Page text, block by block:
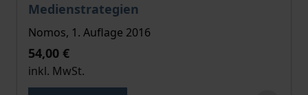
Medienstrategien
Nomos, 1. Auflage 2016
54,00 €
inkl. MwSt.